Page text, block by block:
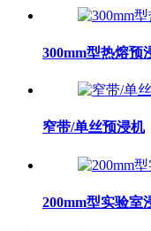
300mm型热熔预
窄带/单丝预浸机
200mm型实验室